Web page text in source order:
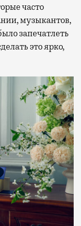
часто
музыкантов,
запечатлеть
это ярко,